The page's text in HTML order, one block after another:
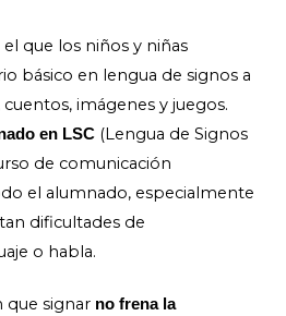
el que los niños y niñas
básico en lengua de signos a
imágenes y juegos.
en LSC (Lengua de Signos
de comunicación
el alumnado, especialmente
dificultades de
o habla.
que signar no frena la